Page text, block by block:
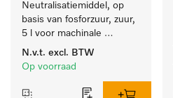
Neutralisatiemiddel, op
basis van fosforzuur, zuur,
5 l voor machinale
reiniging van
laboratoriumglaswerk en -
N.v.t. excl. BTW
Op voorraad